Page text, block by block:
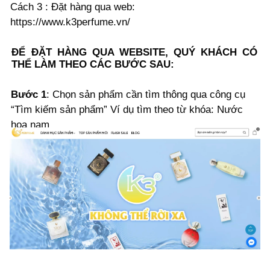
ĐỂ ĐẶT HÀNG QUA WEBSITE, QUÝ KHÁCH CÓ
THỂ LÀM THEO CÁC BƯỚC SAU:
Bước 1: Chọn sản phẩm cần tìm thông qua công cụ
“Tìm kiếm sản phẩm” Ví dụ tìm theo từ khóa: Nước
hoa nam
Cách 3 : Đặt hàng qua web:
https://www.k3perfume.vn/